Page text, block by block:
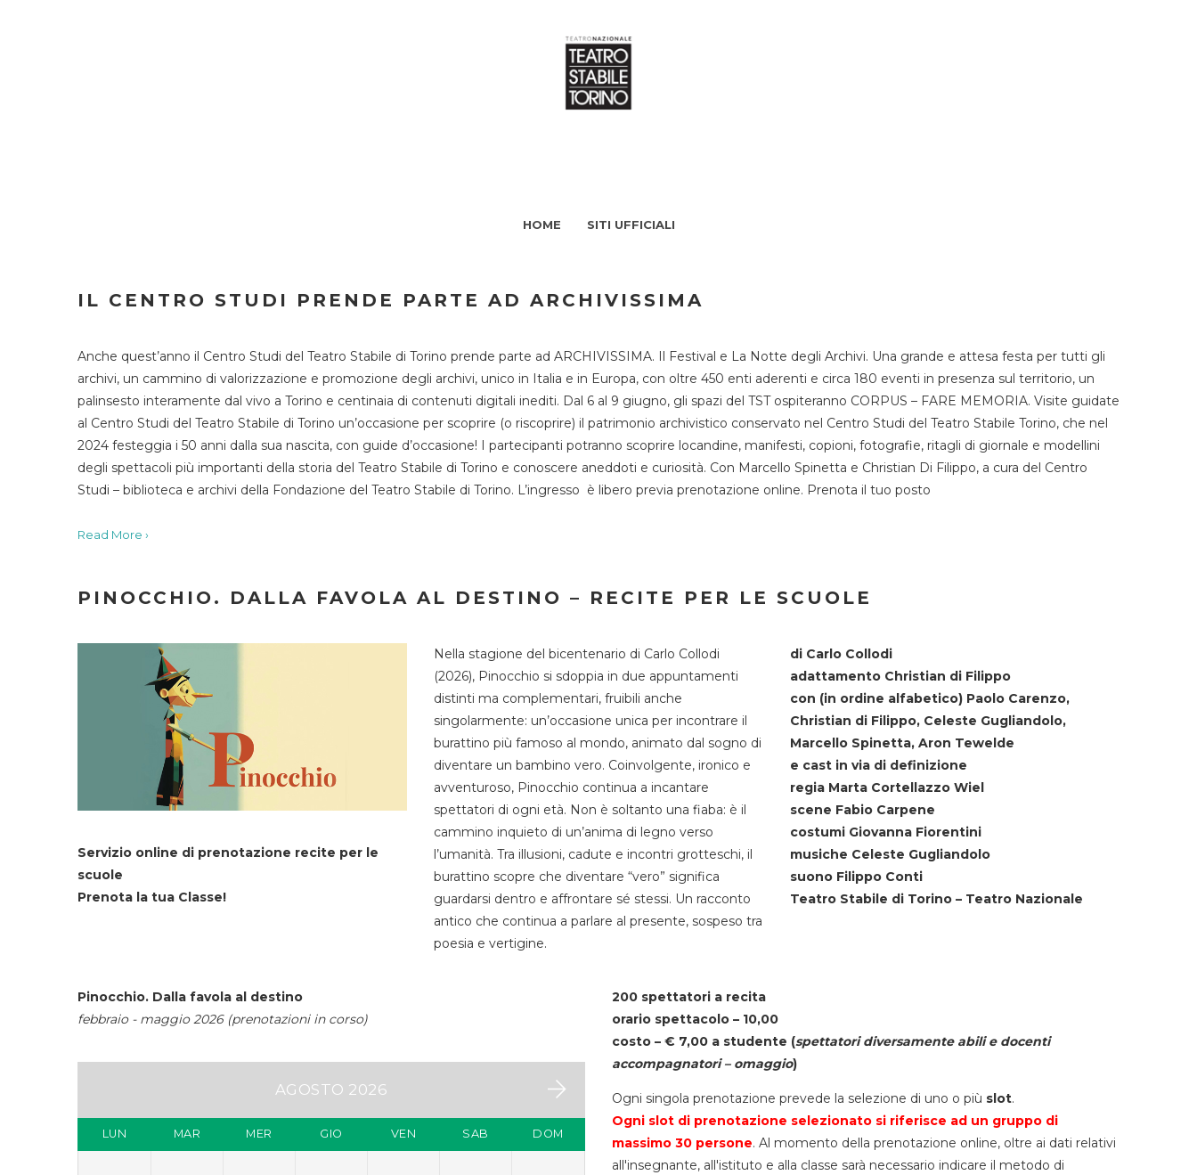
HOME SITI UFFICIALI
IL CENTRO STUDI PRENDE PARTE AD ARCHIVISSIMA
Anche quest’anno il Centro Studi del Teatro Stabile di Torino prende parte ad ARCHIVISSIMA. Il Festival e La Notte degli Archivi. Una grande e attesa festa per tutti gli
archivi, un cammino di valorizzazione e promozione degli archivi, unico in Italia e in Europa, con oltre 450 enti aderenti e circa 180 eventi in presenza sul territorio, un
palinsesto interamente dal vivo a Torino e centinaia di contenuti digitali inediti. Dal 6 al 9 giugno, gli spazi del TST ospiteranno CORPUS – FARE MEMORIA. Visite guidate
al Centro Studi del Teatro Stabile di Torino un’occasione per scoprire (o riscoprire) il patrimonio archivistico conservato nel Centro Studi del Teatro Stabile Torino, che nel
2024 festeggia i 50 anni dalla sua nascita, con guide d’occasione! I partecipanti potranno scoprire locandine, manifesti, copioni, fotografie, ritagli di giornale e modellini
degli spettacoli più importanti della storia del Teatro Stabile di Torino e conoscere aneddoti e curiosità. Con Marcello Spinetta e Christian Di Filippo, a cura del Centro
Studi – biblioteca e archivi della Fondazione del Teatro Stabile di Torino. L’ingresso è libero previa prenotazione online. Prenota il tuo posto
Read More ›
PINOCCHIO. DALLA FAVOLA AL DESTINO – RECITE PER LE SCUOLE
Servizio online di prenotazione recite per le
scuole
Prenota la tua Classe!
Nella stagione del bicentenario di Carlo Collodi
(2026), Pinocchio si sdoppia in due appuntamenti
distinti ma complementari, fruibili anche
singolarmente: un’occasione unica per incontrare il
burattino più famoso al mondo, animato dal sogno di
diventare un bambino vero. Coinvolgente, ironico e
avventuroso, Pinocchio continua a incantare
spettatori di ogni età. Non è soltanto una fiaba: è il
cammino inquieto di un’anima di legno verso
l’umanità. Tra illusioni, cadute e incontri grotteschi, il
burattino scopre che diventare “vero” significa
guardarsi dentro e affrontare sé stessi. Un racconto
antico che continua a parlare al presente, sospeso tra
poesia e vertigine.
di Carlo Collodi
adattamento Christian di Filippo
con (in ordine alfabetico) Paolo Carenzo,
Christian di Filippo, Celeste Gugliandolo,
Marcello Spinetta, Aron Tewelde
e cast in via di definizione
regia Marta Cortellazzo Wiel
scene Fabio Carpene
costumi Giovanna Fiorentini
musiche Celeste Gugliandolo
suono Filippo Conti
Teatro Stabile di Torino – Teatro Nazionale
Pinocchio. Dalla favola al destino
febbraio - maggio 2026 (prenotazioni in corso)
AGOSTO 2026
LUN MAR MER GIO VEN SAB DOM
200 spettatori a recita
orario spettacolo – 10,00
costo – € 7,00 a studente (spettatori diversamente abili e docenti
accompagnatori – omaggio)
Ogni singola prenotazione prevede la selezione di uno o più slot.
Ogni slot di prenotazione selezionato si riferisce ad un gruppo di
massimo 30 persone. Al momento della prenotazione online, oltre ai dati relativi
all'insegnante, all'istituto e alla classe sarà necessario indicare il metodo di